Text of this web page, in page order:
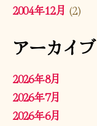
2004年12月 (2)
アーカイブ
2026年8月
2026年7月
2026年6月